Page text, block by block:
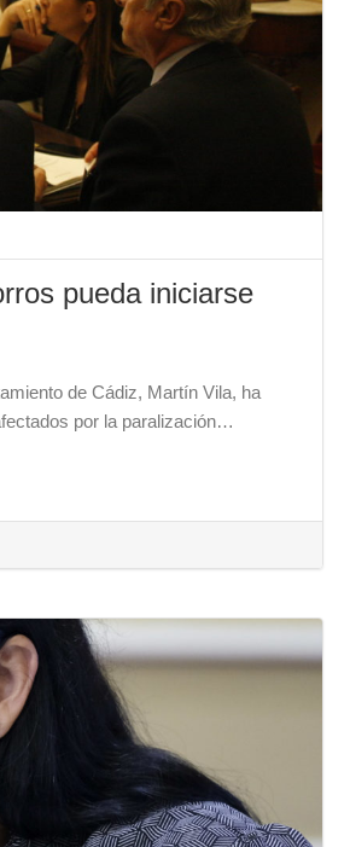
pueda iniciarse
de Cádiz, Martín Vila, ha
por la paralización…